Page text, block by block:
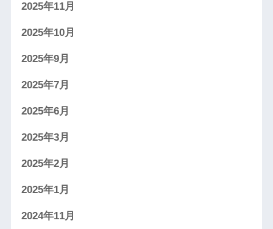
2025年11月
2025年10月
2025年9月
2025年7月
2025年6月
2025年3月
2025年2月
2025年1月
2024年11月